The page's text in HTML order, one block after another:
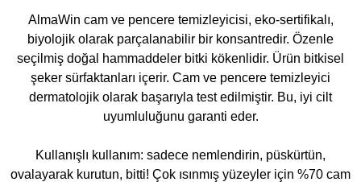
AlmaWin cam ve pencere temizleyicisi, eko-sertifikalı,
biyolojik olarak parçalanabilir bir konsantredir. Özenle
seçilmiş doğal hammaddeler bitki kökenlidir. Ürün bitkisel
şeker sürfaktanları içerir. Cam ve pencere temizleyici
dermatolojik olarak başarıyla test edilmiştir. Bu, iyi cilt
uyumluluğunu garanti eder.
Kullanışlı kullanım: sadece nemlendirin, püskürtün,
ovalayarak kurutun, bitti! Çok ısınmış yüzeyler için %70 cam